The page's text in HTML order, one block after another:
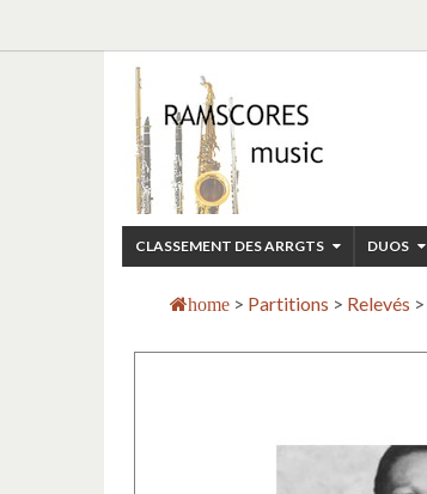
CLASSEMENT DES ARRGTS DUOS
home > Partitions > Relevés >